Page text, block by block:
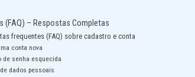
(FAQ) – Respostas Completas
frequentes (FAQ) sobre cadastro e conta
conta nova
de senha esquecida
dados pessoais